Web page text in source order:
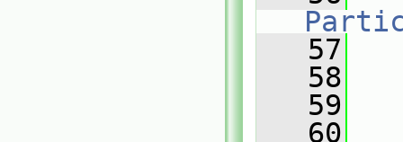
   57
   58
   59
   60